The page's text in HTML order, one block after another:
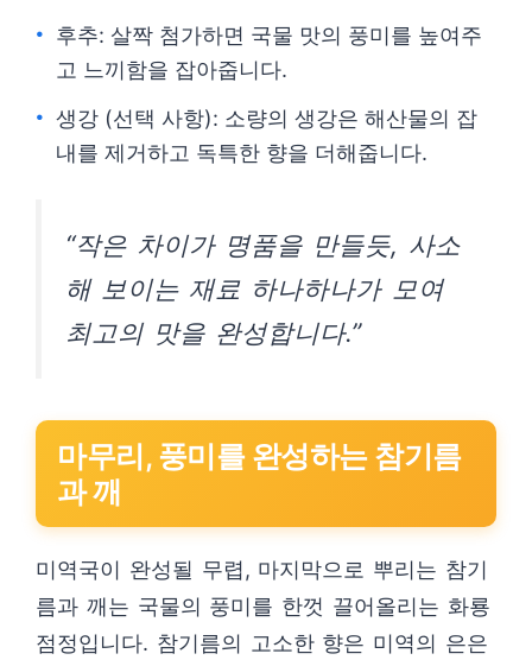
후추: 살짝 첨가하면 국물 맛의 풍미를 높여주
고 느끼함을 잡아줍니다.
생강 (선택 사항): 소량의 생강은 해산물의 잡
내를 제거하고 독특한 향을 더해줍니다.
“작은 차이가 명품을 만들듯, 사소
해 보이는 재료 하나하나가 모여
최고의 맛을 완성합니다.”
마무리, 풍미를 완성하는 참기름
과 깨
미역국이 완성될 무렵, 마지막으로 뿌리는 참기
름과 깨는 국물의 풍미를 한껏 끌어올리는 화룡
점정입니다. 참기름의 고소한 향은 미역의 은은